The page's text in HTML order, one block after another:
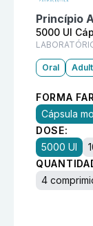
Princípio
5000 UI
Oral
FORMA
Cápsula
DOSE:
5000 UI
4